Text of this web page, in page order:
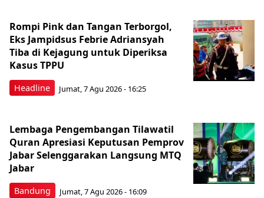
Headline
Rompi Pink dan Tangan Terborgol,
Eks Jampidsus Febrie Adriansyah
Tiba di Kejagung untuk Diperiksa
Kasus TPPU
Jumat, 7 Agu 2026 - 16:25
Bandung
Lembaga Pengembangan Tilawatil
Quran Apresiasi Keputusan Pemprov
Jabar Selenggarakan Langsung MTQ
Jabar
Jumat, 7 Agu 2026 - 16:09